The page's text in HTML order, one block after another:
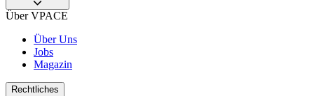
Über VPACE
Über Uns
Jobs
Magazin
Rechtliches